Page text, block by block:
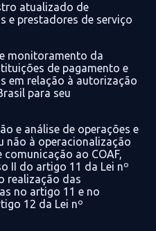
atualizado de
e prestadores de serviço
monitoramento da
de pagamento e
em relação à autorização
para seu
e análise de operações e
não à operacionalização
ao COAF,
II do artigo 11 da Lei nº
realização das
no artigo 11 e no
12 da Lei nº